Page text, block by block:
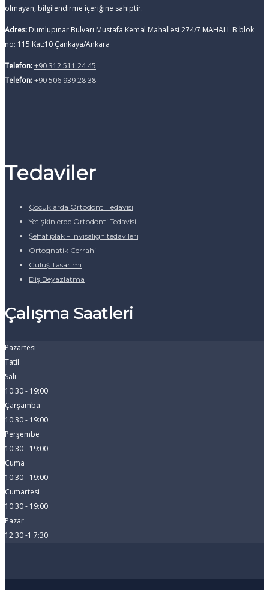
olmayan, bilgilendirme içeriğine sahiptir.
Adres: Dumlupınar Bulvarı Mustafa Kemal Mahallesi 274/7 MAHALL B blok
no: 115 Kat:10 Çankaya/Ankara
Telefon:+90 312 511 24 45
Telefon:+90 506 939 28 38
Tedaviler
Çocuklarda Ortodonti Tedavisi
Yetişkinlerde Ortodonti Tedavisi
Şeffaf plak – Invisalign tedavileri
Ortognatik Cerrahi
Gülüş Tasarımı
Diş Beyazlatma
Çalışma Saatleri
Pazartesi
Tatil
Salı
10:30 - 19:00
Çarşamba
10:30 - 19:00
Perşembe
10:30 - 19:00
Cuma
10:30 - 19:00
Cumartesi
10:30 - 19:00
Pazar
12:30 -1 7:30